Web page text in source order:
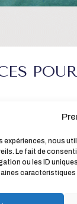
expériences, nous
Le fait de
ou les ID
POUR
pour